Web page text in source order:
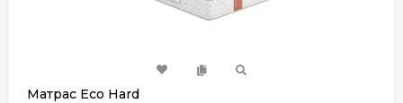
Матрас Eco Hard